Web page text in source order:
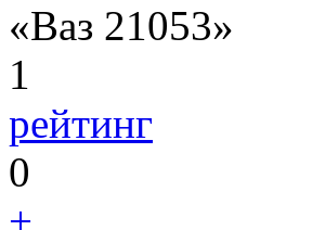
«Ваз 21053»
1
рейтинг
0
+